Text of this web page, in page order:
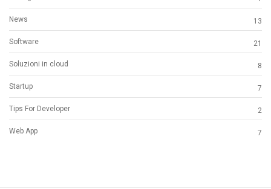
News 13
Software 21
Soluzioni in cloud 8
Startup 7
Tips For Developer 2
Web App 7